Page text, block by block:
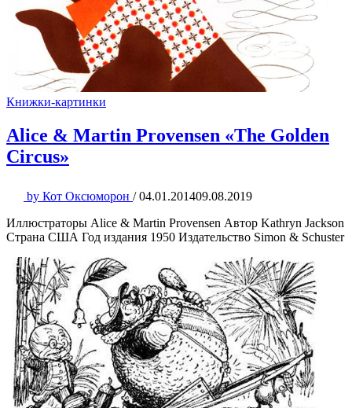
Книжки-картинки
Alice & Martin Provensen «The Golden
Circus»
by Кот Оксюморон / 04.01.201409.08.2019
Иллюстраторы Alice & Martin Provensen Автор Kathryn Jackson
Страна США Год издания 1950 Издательство Simon & Schuster